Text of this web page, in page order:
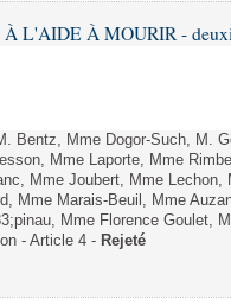
L'AIDE À MOURIR -
Bentz, Mme Dogor-Such, M.
Mme Laporte, Mme
Mme Joubert, Mme
Mme Marais-Beuil, Mme
Mme Florence Goulet,
- Article 4 - Rejeté